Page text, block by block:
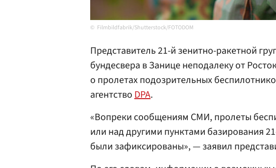
Filmbildfabrik/Shutterstock/FOTODOM
Представитель 21-й зенитно-ракетной
бундесвера в Занице неподалеку от
о пролетах подозрительных
агентствоDPA.
«Вопреки сообщениям СМИ, пролеты
или над другими пунктами базирования
были зафиксированы», — заявил